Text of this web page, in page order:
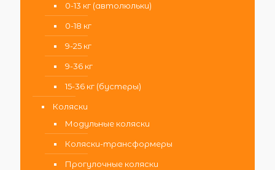
0-13 кг (автолюльки)
0-18 кг
9-25 кг
9-36 кг
15-36 кг (бустеры)
Коляски
Модульные коляски
Коляски-трансформеры
Прогулочные коляски